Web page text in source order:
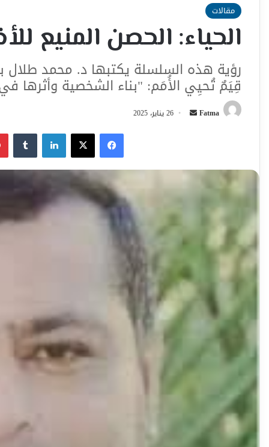
مقالات
الحياء: الحصن المنيع
رؤية هذه السلسلة يكتبها د. محمد طلال
قِيَمٌ تُحيِي الأُمَم: "بناء الشخصية وأثرها
Fatma
أرسل 26 يناير، 2025
فيسبوك‫X لينكدإن